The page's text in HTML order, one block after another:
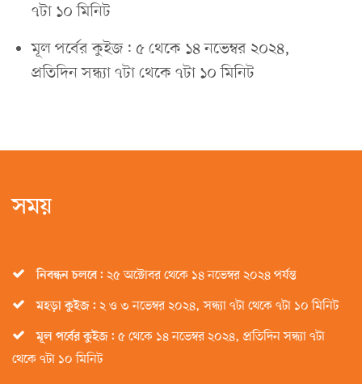
৭টা ১০ মিনিট
মূল পর্বের কুইজ: ৫ থেকে ১৪ নভেম্বর ২০২৪,
প্রতিদিন সন্ধ্যা ৭টা থেকে ৭টা ১০ মিনিট
সময়
নিবন্ধন চলবে: ২৫ অক্টোবর থেকে ১৪ নভেম্বর ২০২৪ পর্যন্ত
মহড়া কুইজ: ২ ও ৩ নভেম্বর ২০২৪, সন্ধ্যা ৭টা থেকে ৭টা ১০ মিনিট
মূল পর্বের কুইজ: ৫ থেকে ১৪ নভেম্বর ২০২৪, প্রতিদিন সন্ধ্যা ৭টা
থেকে ৭টা ১০ মিনিট